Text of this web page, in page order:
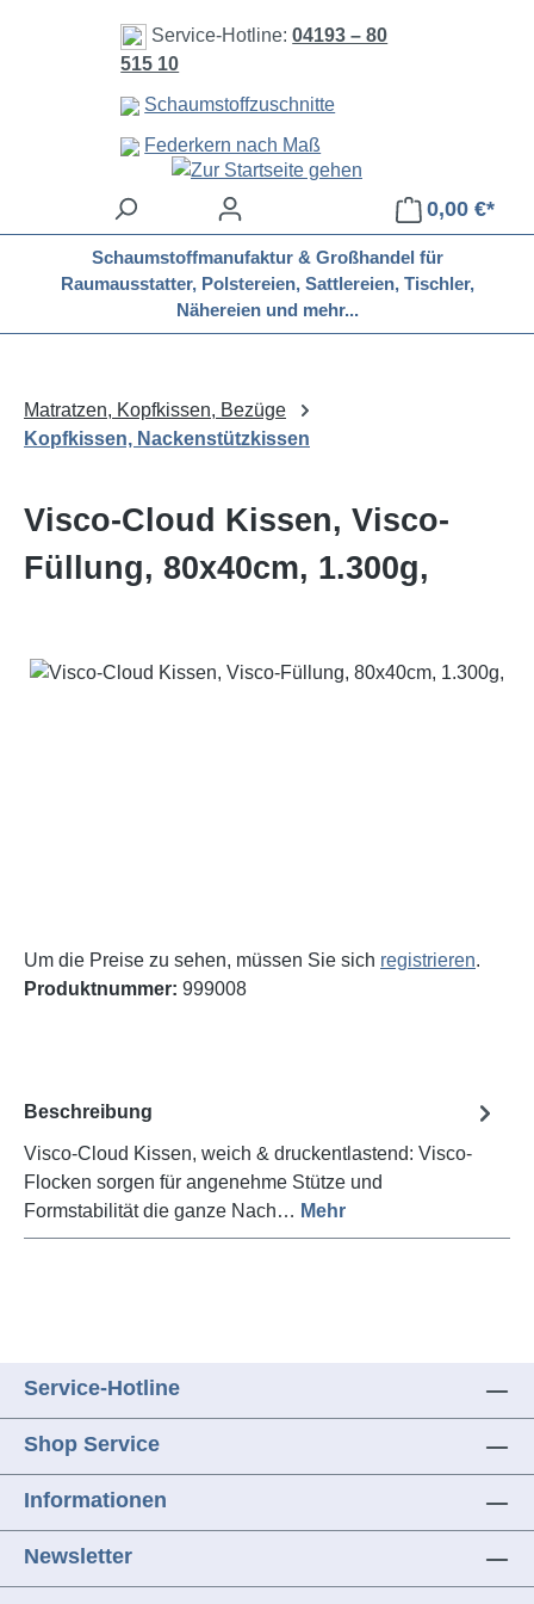
Zum Hauptinhalt springen
Service-Hotline:04193 – 80
515 10
Schaumstoffzuschnitte
Federkern nach Maß
0,00 €*
Schaumstoffmanufaktur & Großhandel für
Raumausstatter, Polstereien, Sattlereien, Tischler,
Nähereien und mehr...
Matratzen, Kopfkissen, Bezüge
Kopfkissen, Nackenstützkissen
Visco-Cloud Kissen, Visco-
Füllung, 80x40cm, 1.300g,
Bildergalerie überspringen
Um die Preise zu sehen, müssen Sie sich registrieren.
Produktnummer: 999008
Beschreibung
Visco-Cloud Kissen, weich & druckentlastend: Visco-
Flocken sorgen für angenehme Stütze und
Formstabilität die ganze Nach… Mehr
Service-Hotline
Shop Service
Informationen
Newsletter